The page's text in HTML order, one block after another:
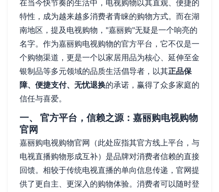
在当今快节奏的生活中，电视购物以其直观、便捷的
特性，成为越来越多消费者青睐的购物方式。而在湖
南地区，提及电视购物，"嘉丽购"无疑是一个响亮的
名字。作为嘉丽购电视购物的官方平台，它不仅是一
个购物渠道，更是一个以家居用品为核心、延伸至金
银制品等多元领域的品质生活倡导者，以其正品保
障、便捷支付、无忧退换的承诺，赢得了众多家庭的
信任与喜爱。
一、 官方平台，信赖之源：嘉丽购电视购物
官网
嘉丽购电视购物官网（此处应指其官方线上平台，与
电视直播购物形成互补）是品牌对消费者信赖的直接
回馈。相较于传统电视直播的单向信息传递，官网提
供了更自主、更深入的购物体验。消费者可以随时登